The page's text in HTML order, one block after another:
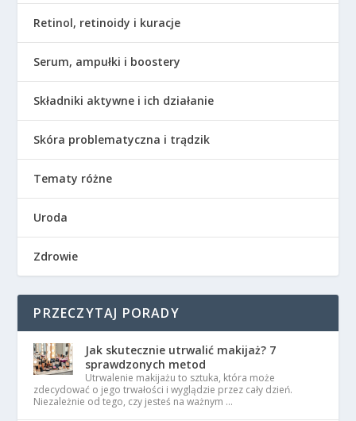
Retinol, retinoidy i kuracje
Serum, ampułki i boostery
Składniki aktywne i ich działanie
Skóra problematyczna i trądzik
Tematy różne
Uroda
Zdrowie
PRZECZYTAJ PORADY
Jak skutecznie utrwalić makijaż? 7
sprawdzonych metod
Utrwalenie makijażu to sztuka, która może
zdecydować o jego trwałości i wyglądzie przez cały dzień.
Niezależnie od tego, czy jesteś na ważnym …